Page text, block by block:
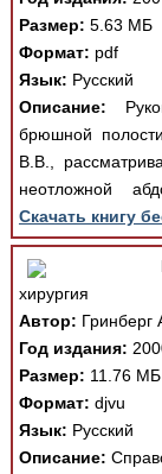
Размер: 5.63 МБ
Формат: pdf
Язык: Русский
Описание:
брюшной
В.В.,
неотложной
Скачать книгу
хирургия
Автор: Гринберг
Год издания:
Размер: 11.76 МБ
Формат: djvu
Язык: Русский
Описание: